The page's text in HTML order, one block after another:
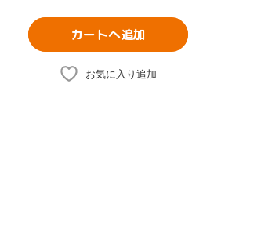
カートへ追加
お気に入り追加